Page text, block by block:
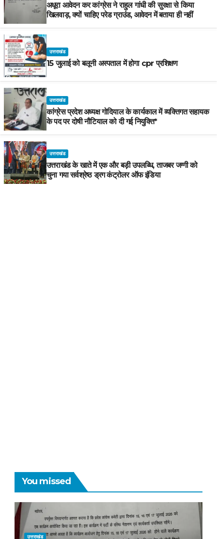
अधूरा आवेदन कर कांग्रेस ने राहुल गांधी की सुरक्षा से किया
खिलवाड़, क्यों चाहिए परेड ग्राउंड, आवेदन में बताया ही नहीं
उत्तराखंड
15 जुलाई को बलूनी अस्पताल में होगा cpr प्रशिक्षण
उत्तराखंड
कांग्रेस प्रदेश अध्यक्ष गोदियाल के कार्यकाल में व्यक्तिगत सहायक
के पद पर दोषी नौटियाल को दी गई नियुक्ति*
उत्तराखंड
उत्तराखंड के खाते में एक और बड़ी उपलब्धि, ताजबर जग्गी को
चुना गया सर्वश्रेष्ठ ड्रग कंट्रोलर ऑफ इंडिया
You missed
उत्तराखंड